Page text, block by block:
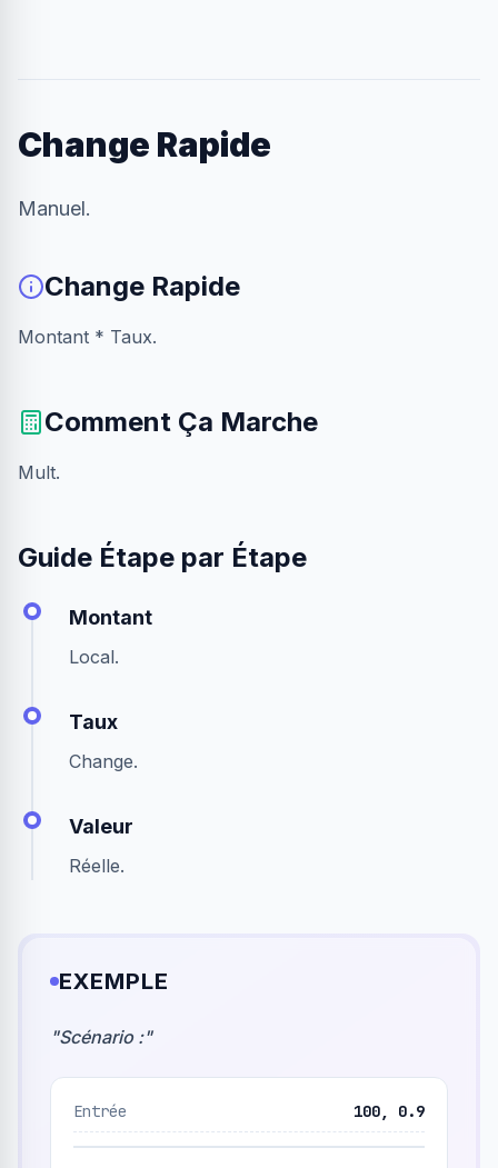
Change Rapide
Manuel.
Change Rapide
Montant * Taux.
Comment Ça Marche
Mult.
Guide Étape par Étape
Montant
Local.
Taux
Change.
Valeur
Réelle.
EXEMPLE
"Scénario :"
Entrée 100, 0.9